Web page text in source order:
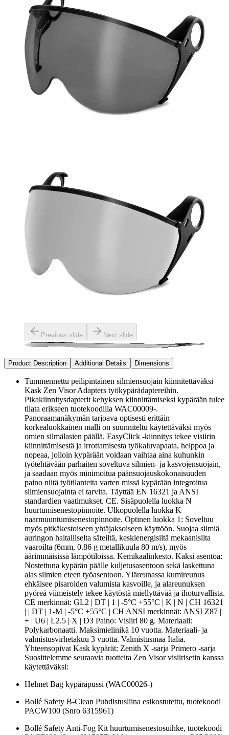
Previous slide Next slide
Product Description Additional Details Dimensions
Tummennettu peilipintainen silmiensuojain kiinnitettäväksi
Kask Zen Visor Adapters työkypärädaptereihin.
Pikakiinnitysdapterit kehyksen kiinnittämiseksi kypärään tulee
tilata erikseen tuotekoodilla WAC00009-.
Panoraamanäkymän tarjoava optisesti erittäin
korkealuokkainen malli on suunniteltu käytettäväksi myös
omien silmälasien päällä. EasyClick -kiinnitys tekee visiirin
kiinnittämisestä ja irrottamisesta työkaluvapaata, helppoa ja
nopeaa, jolloin kypärään voidaan vaihtaa aina kuhunkin
työtehtävään parhaiten soveltuva silmien- ja kasvojensuojain,
ja saadaan myös minimoitua päänsuojauskokonaisuuden
paino niitä työtilanteita varten missä kypärään integroitua
silmiensuojainta ei tarvita. Täyttää EN 16321 ja ANSI
standardien vaatimukset. CE. Sisäpuolella luokka N
huurtumisenestopinnoite. Ulkopuolella luokka K
naarmuuntumisenestopinnoite. Optinen luokka 1: Soveltuu
myös pitkäkestoiseen yhtäjaksoiseen käyttöön. Suojaa silmiä
auringon haitalliselta säteiltä, keskienergisiltä mekaanisilta
vaaroilta (6mm, 0.86 g metallikuula 80 m/s), myös
äärimmäisissä lämpötiloissa. Kemikaalinkesto. Kaksi asentoa:
Nostettuna kypärän päälle kuljetusasentoon sekä laskettuna
alas silmien eteen työasentoon. Yläreunassa kumireunus
ehkäisee pisaroiden valumista kasvoille, ja alareunuksen
pyöreä viimeistely tekee käytöstä miellyttävää ja ihoturvallista.
CE merkinnät: GL2 | DT | 1 | -5°C +55°C | K | N | CH 16321
| | DT | 1-M | -5°C +55°C | CH ANSI merkinnät: ANSI Z87 |
+ | U6 | L2.5 | X | D3 Paino: Visiiri 80 g. Materiaali:
Polykarbonaatti. Maksimielinikä 10 vuotta. Materiaali- ja
valmistusvirhetakuu 3 vuotta. Valmistusmaa Italia.
Yhteensopivat Kask kypärät: Zenith X -sarja Primero -sarja
Suosittelemme seuraavia tuotteita Zen Visor visiirisetin kanssa
käytettäväksi:
Helmet Bag kypäräpussi (WAC00026-)
Bollé Safety B-Clean Puhdistusliina esikostutettu, tuotekoodi
PACW100 (Snro 6315961)
Bollé Safety Anti-Fog Kit huurtumisenestosuihke, tuotekoodi